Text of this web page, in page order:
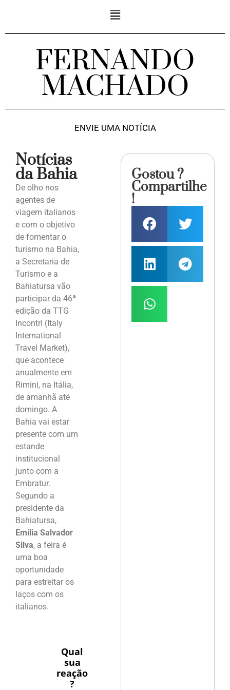
FERNANDO
MACHADO
ENVIE UMA NOTÍCIA
Notícias
da Bahia
De olho nos
agentes de
viagem italianos
e com o objetivo
de fomentar o
turismo na Bahia,
a Secretaria de
Turismo e a
Bahiatursa vão
participar da 46ª
edição da TTG
Incontri (Italy
International
Travel Market),
que acontece
anualmente em
Rimini, na Itália,
de amanhã até
domingo. A
Bahia vai estar
presente com um
estande
institucional
junto com a
Embratur.
Segundo a
presidente da
Bahiatursa,
Emília Salvador
Silva, a feira é
uma boa
oportunidade
para estreitar os
laços com os
italianos.
Qual
sua
reação
?
Gostou ?
Compartilhe
!